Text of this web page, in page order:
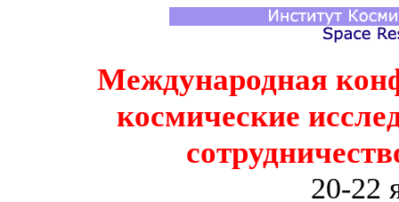
Международная
космические
20-22